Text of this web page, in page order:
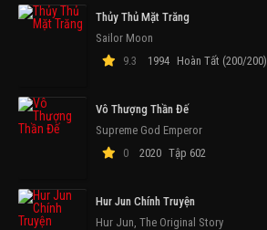
Thủy Thủ Mặt Trăng
Sailor Moon
9.3
1994 Hoàn Tất (200/200)
Vô Thượng Thần Đế
Supreme God Emperor
0
2020 Tập 602
Hur Jun Chính Truyện
Hur Jun, The Original Story